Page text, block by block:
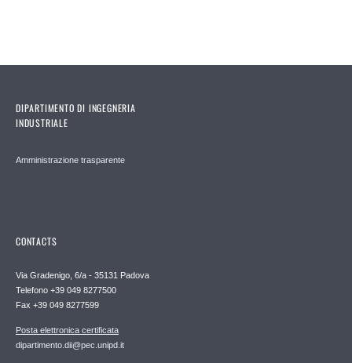
DIPARTIMENTO DI INGEGNERIA
INDUSTRIALE
Amministrazione trasparente
CONTACTS
Via Gradenigo, 6/a - 35131 Padova
Telefono +39 049 8277500
Fax +39 049 8277599
Posta elettronica certificata
dipartimento.dii@pec.unipd.it